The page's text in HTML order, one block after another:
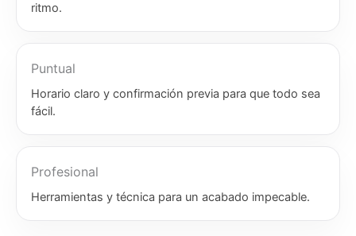
ritmo.
Puntual
Horario claro y confirmación previa para que todo sea
fácil.
Profesional
Herramientas y técnica para un acabado impecable.